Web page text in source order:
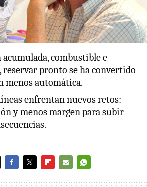
combustible e
pronto se ha convertido
menos automática.
enfrentan nuevos retos:
y menos margen para subir